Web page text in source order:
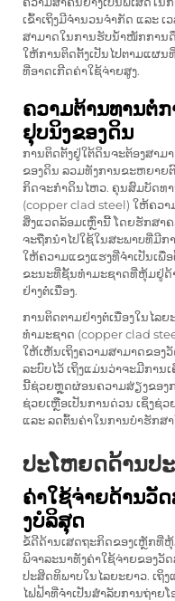
ເຂົ້າເຖິງມີຈຳນວນຈຳກັດ ແລະ
ສາມາດໃນການຮັບນ້ຳໜັກການ
ໃຫ້ການຕິດຕັ້ງເປັນໄປຕາມແຜ
ທີ່ອາດເກີດຄ່າໃຊ້ຈ່າຍສູງ.
ຄວາມຕ້ານທານຕໍ່
ຢຸບນິງຂອງດິນ
ການຕິດຕັ້ງຢູ່ໃຕ້ດິນຈະຕ້ອງສາມ
ຂອງດິນ ລວມທັງການຂະຫຍາຍ
ກິດຈະກຳດິນໄຫວ. ຄຸນສົມບັດທ
(copper clad steel) ໃຫ້ຄວາ
ສິ່ງແວດລ້ອມເຫຼົ່ານີ້ ໂດຍຮັກສາ
ຈະຖືກນຳໄປໃຊ້ໃນສະພາບທີ່ມີກ
ໃຫ້ຄວາມແຂງແຮງທີ່ຈຳເປັນເ
ຂະນະທີ່ຊັ້ນທຳມະຊາດທີ່ຫຸ້ມຢູ່ດ້
ຢ່າງຕໍ່ເນື່ອງ.
ການຕິດຕາມຢ່າງຕໍ່ເນື່ອງໃນໄລ
ທຳມະຊາດ (copper clad
ໃຫ້ເຫັນເຖິງຄວາມສາມາດຂອ
ລະບົບໄວ້ ເຖິງແມ່ນວ່າຈະມີກາ
ນີ້ຊ່ວຍຫຼຸດຜ່ອນຄວາມສ່ຽງຂອງ
ຊ່ວຍເຫຼືອເປັນການດ່ວນ ເຊິ່ງຊ່
ແລະ ລດຕົ້ນຄ່າໃນການບໍາຮັກສ
ປະໂຫຍດດ້ານປ
ຄ່າໃຊ້ຈ່າຍດ້ານວັ
ງບໍລິສຸດ
ຂໍ້ດີດ້ານເສດຖະກິດຂອງເຫຼັກທີ່
ພິຈາລະນາທັງຄ່າໃຊ້ຈ່າຍຂອງວັ
ປະສິດທິພາບໃນໄລຍະຍາວ. ເຖິ
ໄຟຟ້າທີ່ຈຳເປັນສຳລັບການຖ່າ